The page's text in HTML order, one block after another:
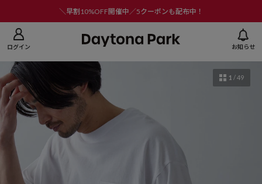
＼早割10%OFF開催中／5クーポンも配布中！
ログイン お知らせ
1 /49